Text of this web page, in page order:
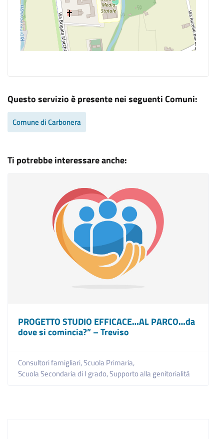
Questo servizio è presente nei seguenti Comuni:
Comune di Carbonera
Ti potrebbe interessare anche:
PROGETTO STUDIO EFFICACE…AL PARCO…da
dove si comincia?” – Treviso
Consultori famigliari,Scuola Primaria,
Scuola Secondaria di I grado,Supporto alla genitorialità